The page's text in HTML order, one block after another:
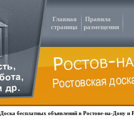
Главная
страница
Правила
размещения
Доска бесплатных объявлений в Ростове-на-Дону